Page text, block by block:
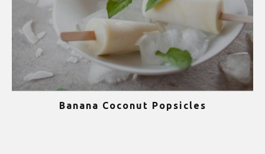
Banana Coconut Popsicles